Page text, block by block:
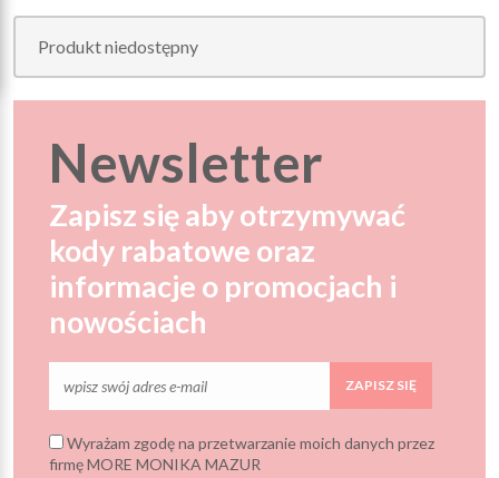
Produkt niedostępny
Newsletter
Zapisz się aby otrzymywać
kody rabatowe oraz
informacje o promocjach i
nowościach
ZAPISZ SIĘ
Wyrażam zgodę na przetwarzanie moich danych przez
firmę MORE MONIKA MAZUR